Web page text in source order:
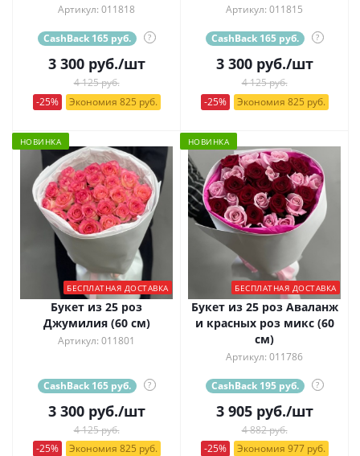
Артикул: 011818
CashBack 165 руб. ?
3 300руб./шт
4 125 руб.
-25%
Экономия 825 руб.
Артикул: 011815
CashBack 165 руб. ?
3 300руб./шт
4 125 руб.
-25%
Экономия 825 руб.
НОВИНКА
БЕСПЛАТНАЯ ДОСТАВКА
Букет из 25 роз
Джумилия (60 см)
Артикул: 011801
CashBack 165 руб. ?
3 300руб./шт
4 125 руб.
-25%
Экономия 825 руб.
НОВИНКА
БЕСПЛАТНАЯ ДОСТАВКА
Букет из 25 роз Аваланж
и красных роз микс (60
см)
Артикул: 011786
CashBack 195 руб. ?
3 905руб./шт
4 882 руб.
-25%
Экономия 977 руб.